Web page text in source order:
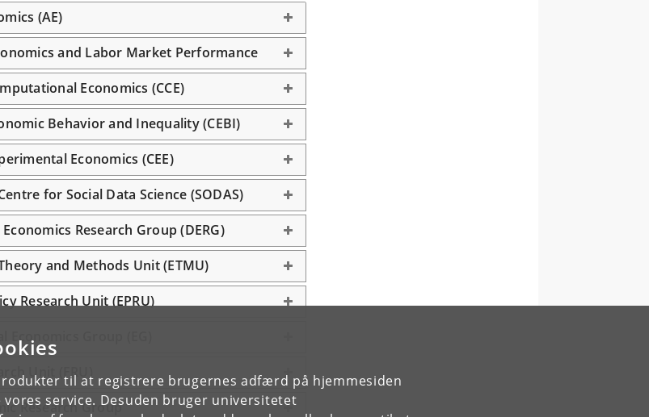
til at registrere brugernes adfærd på hjemmesiden
service. Desuden bruger universitetet
(AE)
and Labor Market Performance
Economics (CCE)
Behavior and Inequality (CEBI)
Economics (CEE)
for Social Data Science (SODAS)
Research Group (DERG)
and Methods Unit (ETMU)
Research Unit (EPRU)
Economics Group (EG)
Unit (FRU)
Research Group